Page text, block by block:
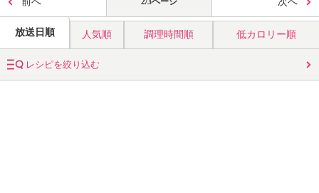
放送日順 人気順 調理時間順 低カロリー順
レシピを絞り込む